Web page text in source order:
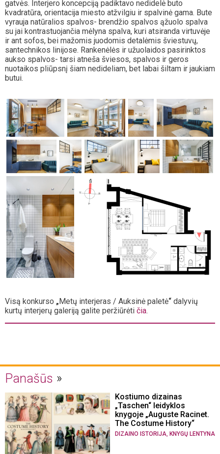
gatvės. Interjero koncepciją padiktavo nedidelė buto
kvadratūra, orientacija miesto atžvilgiu ir spalvinė gama. Bute
vyrauja natūralios spalvos- brendžio spalvos ąžuolo spalva
su jai kontrastuojančia mėlyna spalva, kuri atsiranda virtuvėje
ir ant sofos, bei mažomis juodomis detalėmis šviestuvų,
santechnikos linijose. Rankenėlės ir užuolaidos pasirinktos
aukso spalvos- tarsi atneša šviesos, spalvos ir geros
nuotaikos pliūpsnį šiam nedideliam, bet labai šiltam ir jaukiam
butui.
Visą konkurso „ Metų interjeras / Auksinė paletė“ dalyvių
kurtų interjerų galeriją galite peržiūrėti čia.
Panašūs
Kostiumo dizainas
„Taschen“ leidyklos
knygoje „Auguste Racinet.
The Costume History“
DIZAINO ISTORIJA, KNYGŲ LENTYNA